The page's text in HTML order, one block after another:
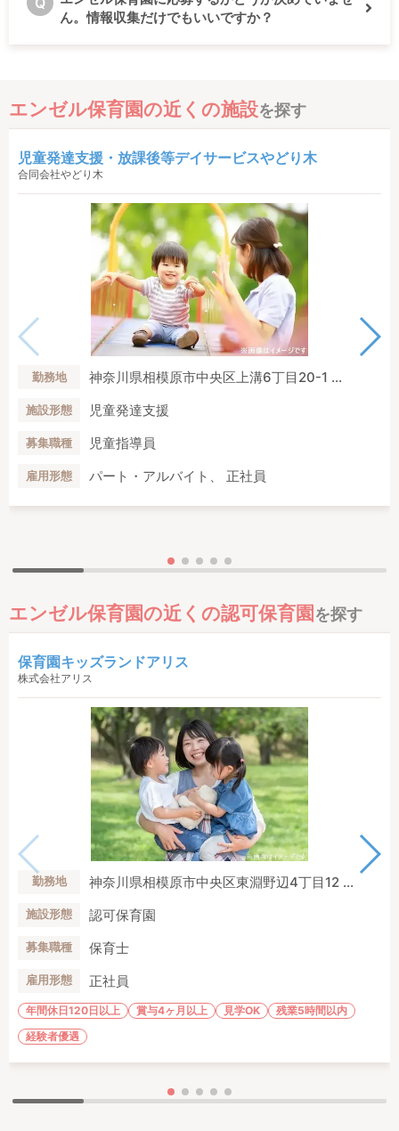
ん。情報収集だけでもいいですか？
エンゼル保育園の近くの施設を探す
児童発達支援・放課後等デイサービスやどり木
合同会社やどり木
勤務地 神奈川県相模原市中央区上溝6丁目20-1 ...
施設形態 児童発達支援
募集職種 児童指導員
雇用形態 パート・アルバイト、 正社員
エンゼル保育園の近くの認可保育園 を探す
保育園キッズランドアリス
株式会社アリス
勤務地 神奈川県相模原市中央区東淵野辺4丁目12 ...
施設形態 認可保育園
募集職種 保育士
雇用形態 正社員
年間休日120日以上 賞与4ヶ月以上 見学OK
残業5時間以内
経験者優遇